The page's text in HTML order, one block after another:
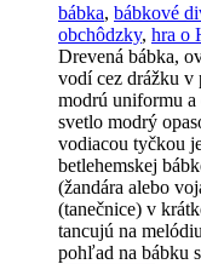
bábka, bábkové
obchôdzky, hra o
Drevená bábka,
vodí cez drážku v
modrú uniformu a
svetlo modrý
vodiacou tyčkou
betlehemskej
(žandára alebo
(tanečnice) v
tancujú na
pohľad na bábku